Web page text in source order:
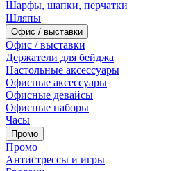
Шарфы, шапки, перчатки
Шляпы
Офис / выставки
Офис / выставки
Держатели для бейджа
Настольные аксессуары
Офисные аксессуары
Офисные девайсы
Офисные наборы
Часы
Промо
Промо
Антистрессы и игры